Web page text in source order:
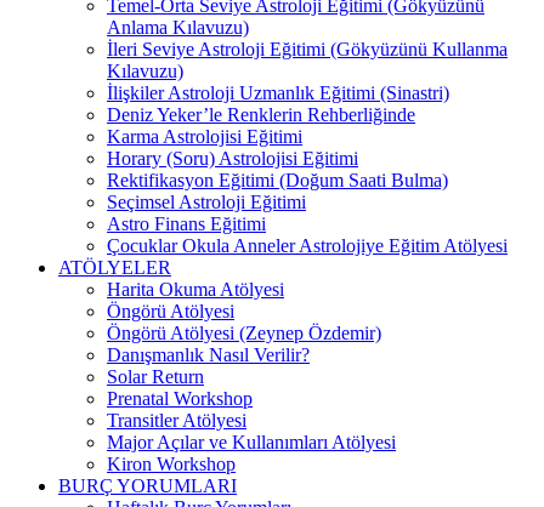
Temel-Orta Seviye Astroloji Eğitimi (Gökyüzünü
Anlama Kılavuzu)
İleri Seviye Astroloji Eğitimi (Gökyüzünü Kullanma
Kılavuzu)
İlişkiler Astroloji Uzmanlık Eğitimi (Sinastri)
Deniz Yeker’le Renklerin Rehberliğinde
Karma Astrolojisi Eğitimi
Horary (Soru) Astrolojisi Eğitimi
Rektifikasyon Eğitimi (Doğum Saati Bulma)
Seçimsel Astroloji Eğitimi
Astro Finans Eğitimi
Çocuklar Okula Anneler Astrolojiye Eğitim Atölyesi
ATÖLYELER
Harita Okuma Atölyesi
Öngörü Atölyesi
Öngörü Atölyesi (Zeynep Özdemir)
Danışmanlık Nasıl Verilir?
Solar Return
Prenatal Workshop
Transitler Atölyesi
Major Açılar ve Kullanımları Atölyesi
Kiron Workshop
BURÇ YORUMLARI